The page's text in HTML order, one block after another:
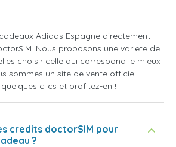
Adidas Espagne directement
Nous proposons une variete de
choisir celle qui correspond le mieux
sommes un site de vente officiel.
clics et profitez-en !
credits doctorSIM pour
?